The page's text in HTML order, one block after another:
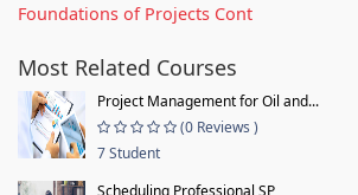
Foundations of Projects Cont
Most Related Courses
Project Management for Oil and...
(0 Reviews )
7 Student
Scheduling Professional SP